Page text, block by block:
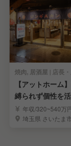
焼肉, 居酒屋 | 店長
【アットホーム
縛られず個性を
接客スタイル♪
年収/320~540万
埼玉県 さいたま